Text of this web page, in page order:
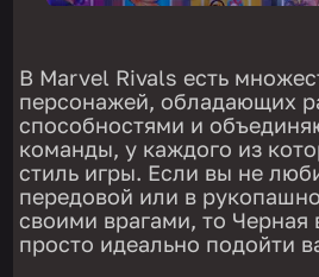
В Marvel Rivals есть
персонажей, обладающих
способностями и
команды, у каждого из
стиль игры. Если вы не
передовой или в
своими врагами, то Черная
просто идеально подойти